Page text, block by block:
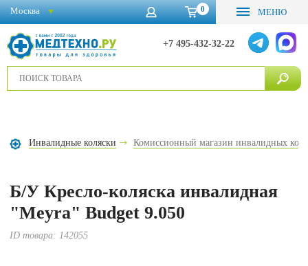
0 МЕНЮ
+7 495-432-32-22
Москва
Инвалидные коляски Комиссионный магазин инвалидных
Б/У Кресло-коляска инвалидная
"Meyra" Budget 9.050
ID товара: 142055